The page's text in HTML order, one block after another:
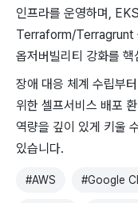
인프라를 운영하며,
Terraform/Terragrunt
옵저버빌리티 강화를
장애 대응 ​체계 ​수립부
위한 셀프서비스 배포
역량을 깊이 있게 키울
있습니다.
#AWS #Google